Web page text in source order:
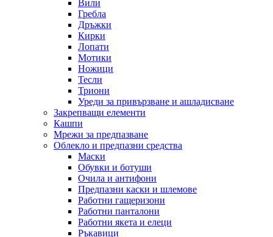
Вили
Гребла
Дръжки
Кирки
Лопати
Мотики
Ножици
Тесли
Триони
Уреди за привързване и ашладисване
Закрепващи елементи
Кашпи
Мрежи за предпазване
Облекло и предпазни средства
Маски
Обувки и ботуши
Очила и антифони
Предпазни каски и шлемове
Работни гащеризони
Работни панталони
Работни якета и елеци
Ръкавици